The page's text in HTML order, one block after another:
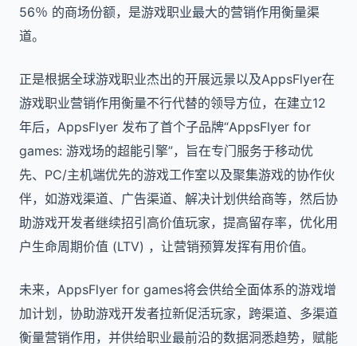
56％ 的商场份额，是游戏职业最大的营销作用衡量渠
道。
正是根据全球游戏职业杰出的开展远景以及AppsFlyer在
游戏职业营销作用衡量不行代替的领导方位，在建立12
年后，AppsFlyer 发布了首个子品牌“AppsFlyer for
games: 游戏场的超能引擎”，旨在专门服务于移动优
先、PC/主机端优先的游戏工作室以及聚集游戏的协作伙
伴，如游戏渠道、广告渠道、解决计划供给商等，然后协
助游戏开发者继续招引高价值玩家，提高留存率，优化用
户生命周期价值 (LTV) ，让营销预算发挥有用价值。
未来，AppsFlyer for games将会供给全面体系的游戏增
加计划，协助游戏开发者拉新促活玩家，跨渠道、多渠道
衡量营销作用，并供给职业最前沿的数据洞悉趋势，赋能